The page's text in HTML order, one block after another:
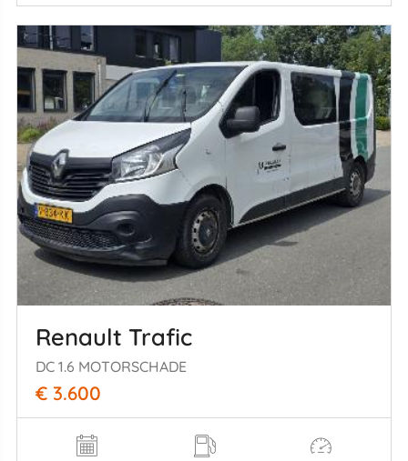
Renault Trafic
DC 1.6 MOTORSCHADE
€ 3.600